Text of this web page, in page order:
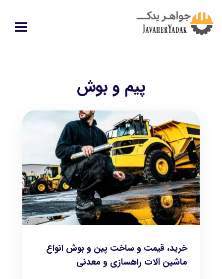
پیم و بوش
خرید، قیمت و ساخت پین و بوش انواع
ماشین آلات راهسازی و معدنی